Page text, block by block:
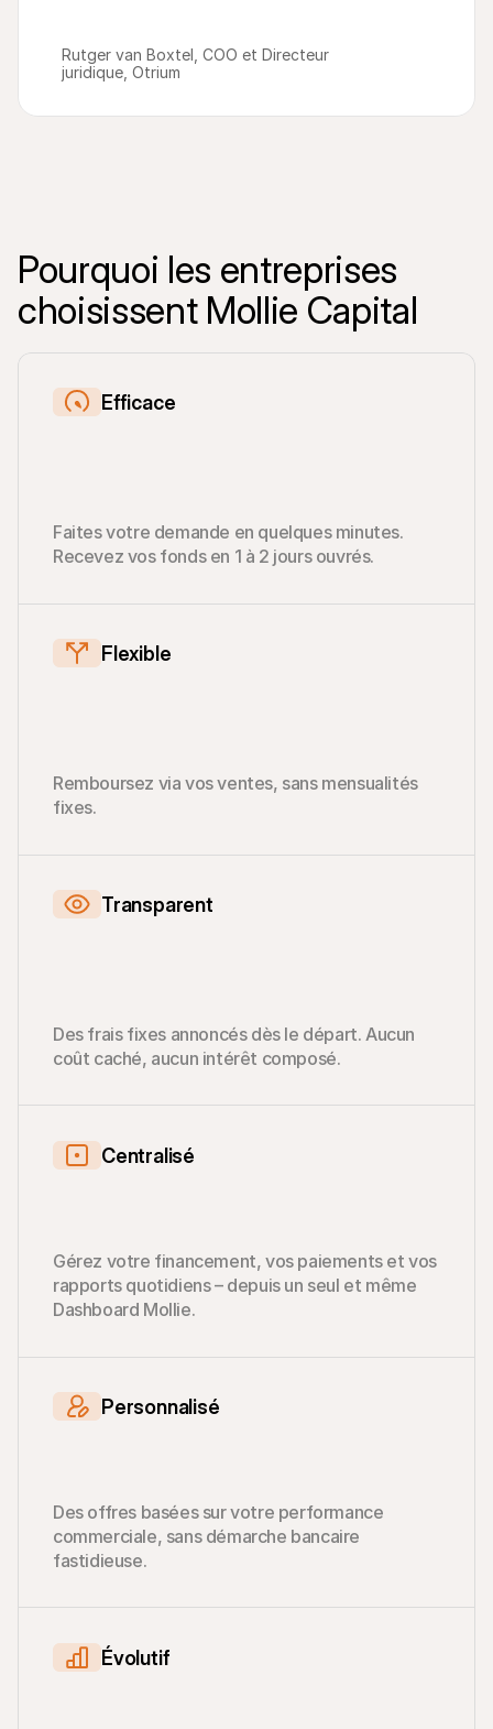
Rutger van Boxtel, COO et Directeur
juridique, Otrium
Pourquoi les entreprises
choisissent Mollie Capital
Efficace
Faites votre demande en quelques minutes.
Recevez vos fonds en 1 à 2 jours ouvrés.
Flexible
Remboursez via vos ventes, sans mensualités
fixes.
Transparent
Des frais fixes annoncés dès le départ. Aucun
coût caché, aucun intérêt composé.
Centralisé
Gérez votre financement, vos paiements et vos
rapports quotidiens – depuis un seul et même
Dashboard Mollie.
Personnalisé
Des offres basées sur votre performance
commerciale, sans démarche bancaire
fastidieuse.
Évolutif